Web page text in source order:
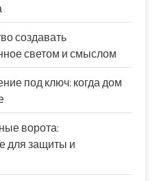
создавать
светом и смыслом
под ключ: когда дом
ворота:
для защиты и